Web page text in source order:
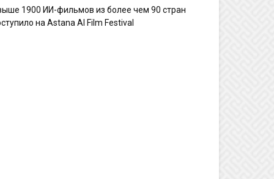
1900 ИИ-фильмов из более чем 90 стран
на Astana AI Film Festival